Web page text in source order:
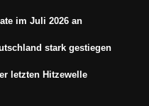
im Juli 2026 an
stark gestiegen
letzten Hitzewelle